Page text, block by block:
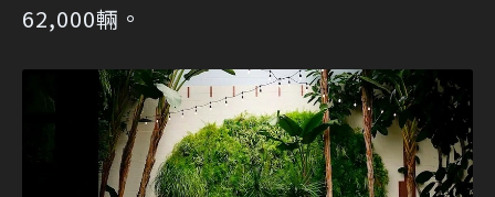
62,000輛。